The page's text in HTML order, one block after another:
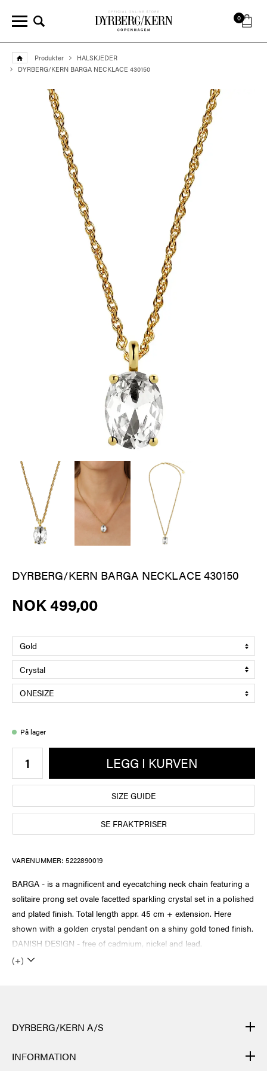
0
Produkter
HALSKJEDER
DYRBERG/KERN BARGA NECKLACE 430150
DYRBERG/KERN BARGA NECKLACE 430150
NOK 499,00
På lager
LEGG I KURVEN
SIZE GUIDE
SE FRAKTPRISER
VARENUMMER: 5222890019
BARGA - is a magnificent and eyecatching neck chain featuring a
solitaire prong set ovale facetted sparkling crystal set in a polished
and plated finish. Total length appr. 45 cm + extension. Here
shown with a golden crystal pendant on a shiny gold toned finish.
DANISH DESIGN - free of cadmium, nickel and lead.
(+)
DYRBERG/KERN A/S
DYRBERG/KERNs produkter er håndlagde og gjennomgår mange
ulike prosesser: fra støping, polering og emaljering av metallbasen
INFORMATION